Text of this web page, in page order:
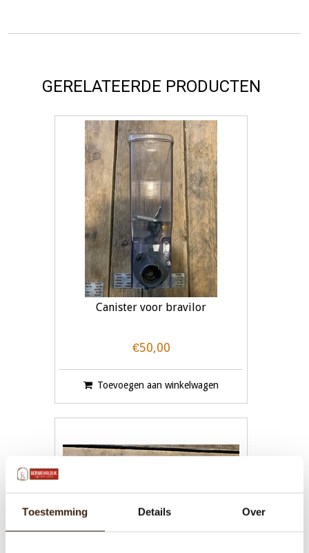
Toestemming Details Over
GERELATEERDE PRODUCTEN
Canister voor bravilor
€50,00
Toevoegen aan winkelwagen